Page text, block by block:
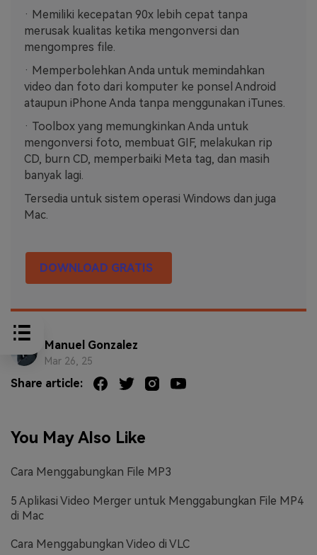
· Memiliki kecepatan 90x lebih cepat tanpa
merusak kualitas ketika mengonversi dan
mengompres file.
· Memperbolehkan Anda untuk memindahkan
video dan foto dari komputer ke ponsel Android
ataupun iPhone Anda tanpa menggunakan iTunes.
· Toolbox yang memungkinkan Anda untuk
mengonversi foto, membuat GIF, melakukan rip
CD, burn CD, memperbaiki Meta tag, dan masih
banyak lagi.
Tersedia untuk sistem operasi Windows dan juga
Mac.
DOWNLOAD GRATIS
Manuel Gonzalez
Mar 26, 25
Share article:
You May Also Like
Cara Menggabungkan File MP3
5 Aplikasi Video Merger untuk Menggabungkan File MP4
di Mac
Cara Menggabungkan Video di VLC